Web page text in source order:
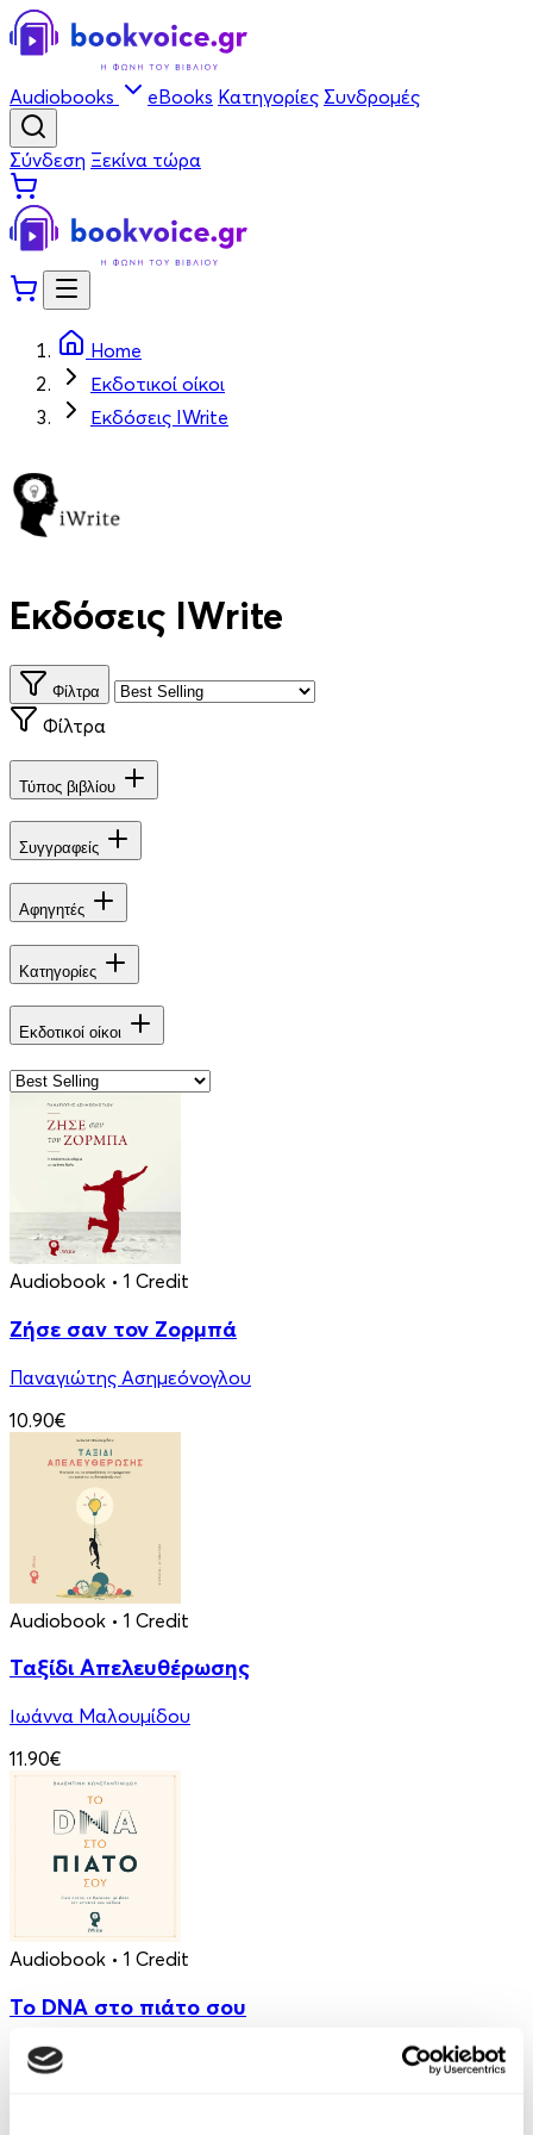
Audiobooks eBooks Κατηγορίες Συνδρομές
Σύνδεση Ξεκίνα τώρα
Home
Εκδοτικοί οίκοι
Εκδόσεις IWrite
Εκδόσεις IWrite
Φίλτρα
Φίλτρα
Τύπος βιβλίου
Συγγραφείς
Αφηγητές
Κατηγορίες
Εκδοτικοί οίκοι
Audiobook • 1 Credit
Ζήσε σαν τον Ζορμπά
Παναγιώτης Ασηµεόνογλου
10.90€
Audiobook • 1 Credit
Ταξίδι Απελευθέρωσης
Ιωάννα Μαλουμίδου
11.90€
Audiobook • 1 Credit
Το DNA στο πιάτο σου
Βαλεντίνη Κωνσταντινίδου